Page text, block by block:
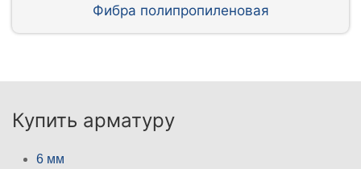
Фибра полипропиленовая
Купить арматуру
6 мм